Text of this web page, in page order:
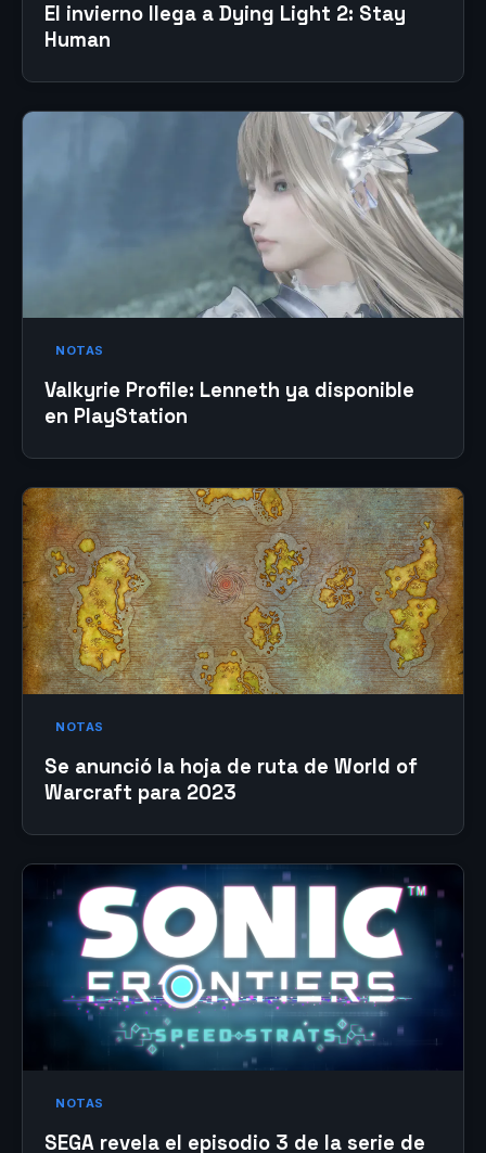
El invierno llega a Dying Light 2: Stay
Human
NOTAS
Valkyrie Profile: Lenneth ya disponible
en PlayStation
NOTAS
Se anunció la hoja de ruta de World of
Warcraft para 2023
NOTAS
SEGA revela el episodio 3 de la serie de